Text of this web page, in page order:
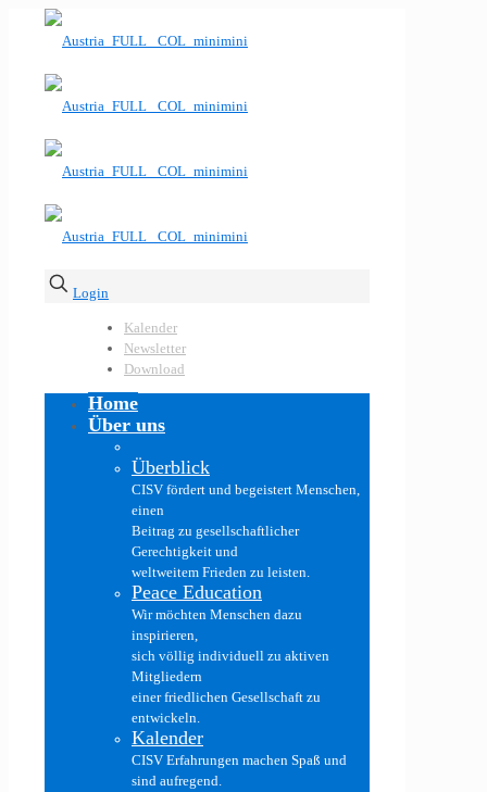
Login
Kalender
Newsletter
Download
Home
Über uns
Überblick
CISV fördert und begeistert Menschen,
einen
Beitrag zu gesellschaftlicher
Gerechtigkeit und
weltweitem Frieden zu leisten.
Peace Education
Wir möchten Menschen dazu
inspirieren,
sich völlig individuell zu aktiven
Mitgliedern
einer friedlichen Gesellschaft zu
entwickeln.
Kalender
CISV Erfahrungen machen Spaß und
sind aufregend.